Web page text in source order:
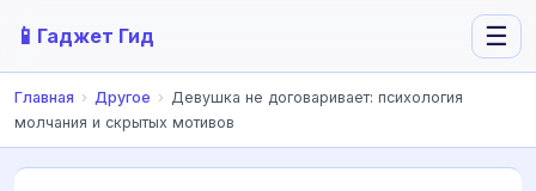
📱 Гаджет Гид ☰
Главная › Другое › Девушка не договаривает: психология
молчания и скрытых мотивов